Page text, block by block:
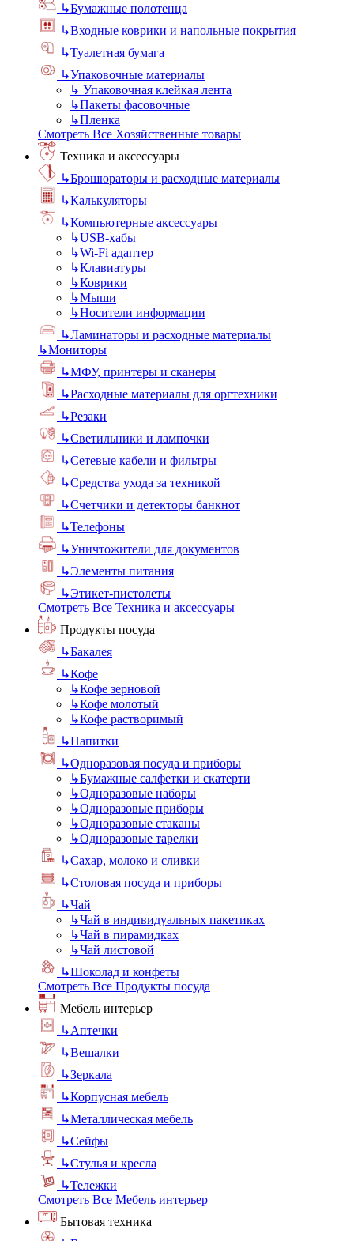
↳Бумажные полотенца
↳Входные коврики и напольные покрытия
↳Туалетная бумага
↳Упаковочные материалы
↳ Упаковочная клейкая лента
↳Пакеты фасовочные
↳Пленка
Смотреть Все Хозяйственные товары
Техника и аксессуары
↳Брошюраторы и расходные материалы
↳Калькуляторы
↳Компьютерные аксессуары
↳USB-хабы
↳Wi-Fi адаптер
↳Клавиатуры
↳Коврики
↳Мыши
↳Носители информации
↳Ламинаторы и расходные материалы
↳Мониторы
↳МФУ, принтеры и сканеры
↳Расходные материалы для оргтехники
↳Резаки
↳Светильники и лампочки
↳Сетевые кабели и фильтры
↳Средства ухода за техникой
↳Счетчики и детекторы банкнот
↳Телефоны
↳Уничтожители для документов
↳Элементы питания
↳Этикет-пистолеты
Смотреть Все Техника и аксессуары
Продукты посуда
↳Бакалея
↳Кофе
↳Кофе зерновой
↳Кофе молотый
↳Кофе растворимый
↳Напитки
↳Одноразовая посуда и приборы
↳Бумажные салфетки и скатерти
↳Одноразовые наборы
↳Одноразовые приборы
↳Одноразовые стаканы
↳Одноразовые тарелки
↳Сахар, молоко и сливки
↳Столовая посуда и приборы
↳Чай
↳Чай в индивидуальных пакетиках
↳Чай в пирамидках
↳Чай листовой
↳Шоколад и конфеты
Смотреть Все Продукты посуда
Мебель интерьер
↳Аптечки
↳Вешалки
↳Зеркала
↳Корпусная мебель
↳Металлическая мебель
↳Сейфы
↳Стулья и кресла
↳Тележки
Смотреть Все Мебель интерьер
Бытовая техника